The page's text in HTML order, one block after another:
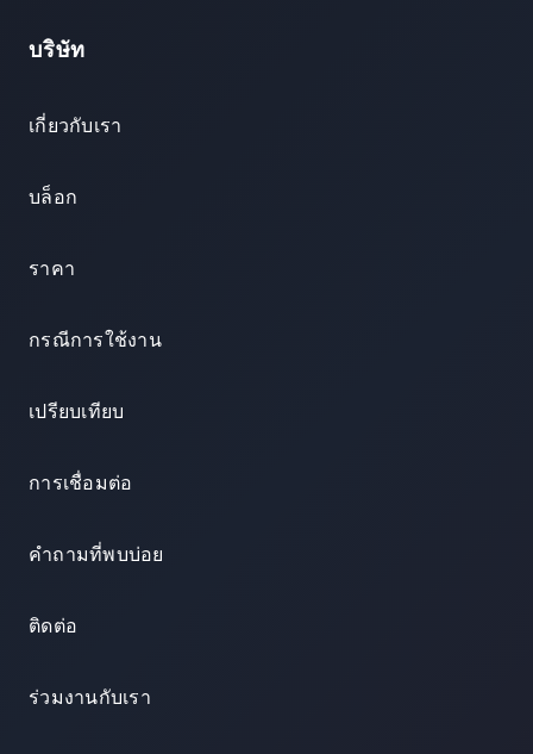
บริษัท
เกี่ยวกับเรา
บล็อก
ราคา
กรณีการใช้งาน
เปรียบเทียบ
การเชื่อมต่อ
คำถามที่พบบ่อย
ติดต่อ
ร่วมงานกับเรา